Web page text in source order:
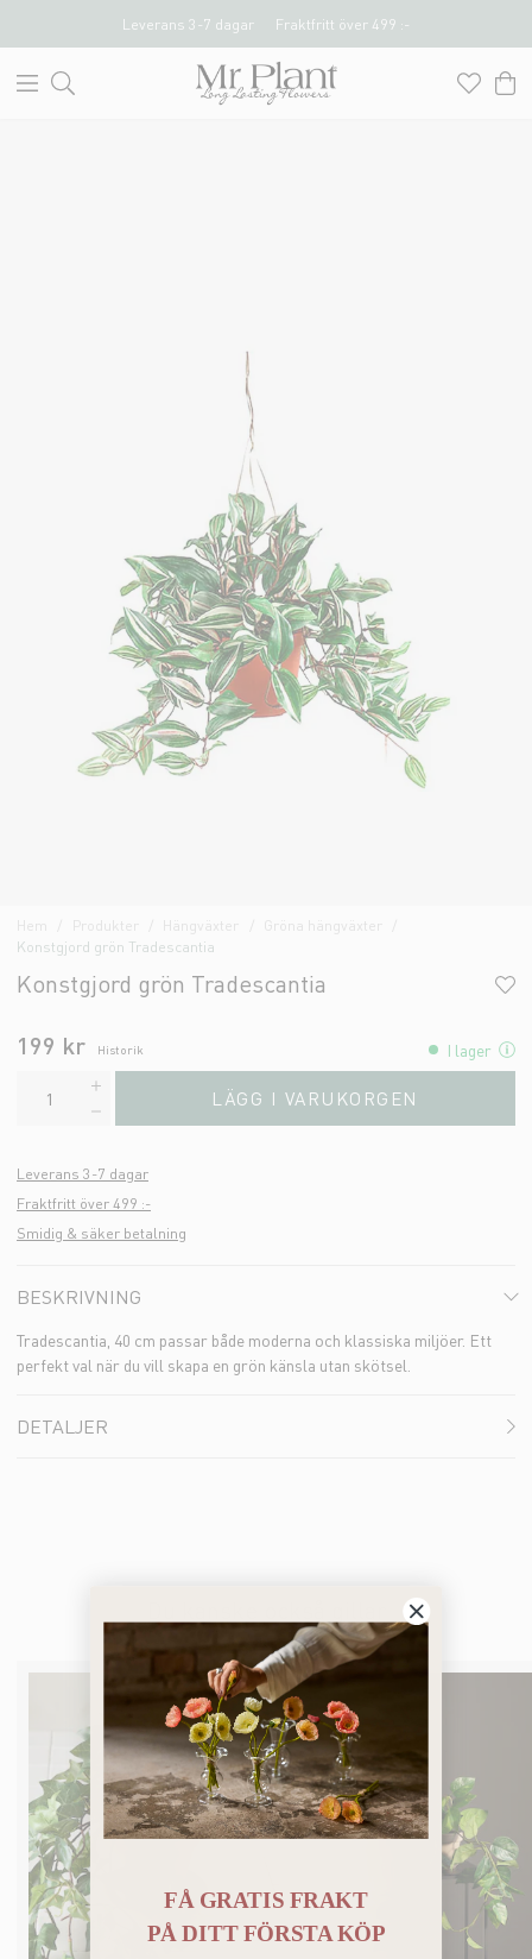
Leverans 3-7 dagar Fraktfritt över 499 :-
Hem Produkter Hängväxter
Gröna hängväxter
Konstgjord grön Tradescantia
Konstgjord grön Tradescantia
199 kr Historik I lager
LÄGG I VARUKORGEN
Leverans 3-7 dagar
Fraktfritt över 499 :-
Smidig & säker betalning
BESKRIVNING
Tradescantia, 40 cm passar både moderna och klassiska miljöer. Ett
perfekt val när du vill skapa en grön känsla utan skötsel.
DETALJER
FÅ GRATIS FRAKT
PÅDITT FÖRSTA KÖP